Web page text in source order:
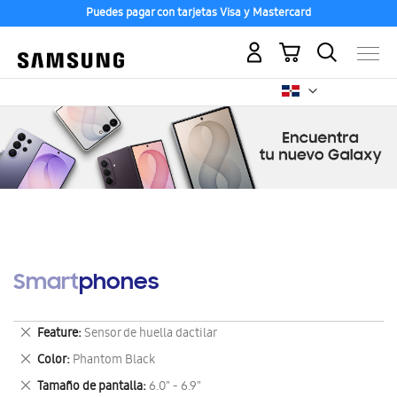
Puedes pagar con tarjetas Visa y Mastercard
Mi carrito
Smartphones
Feature Sensor de huella dactilar
Eliminar
este
artículo
Color Phantom Black
Eliminar
este
Tamaño de pantalla 6.0" - 6.9"
Eliminar